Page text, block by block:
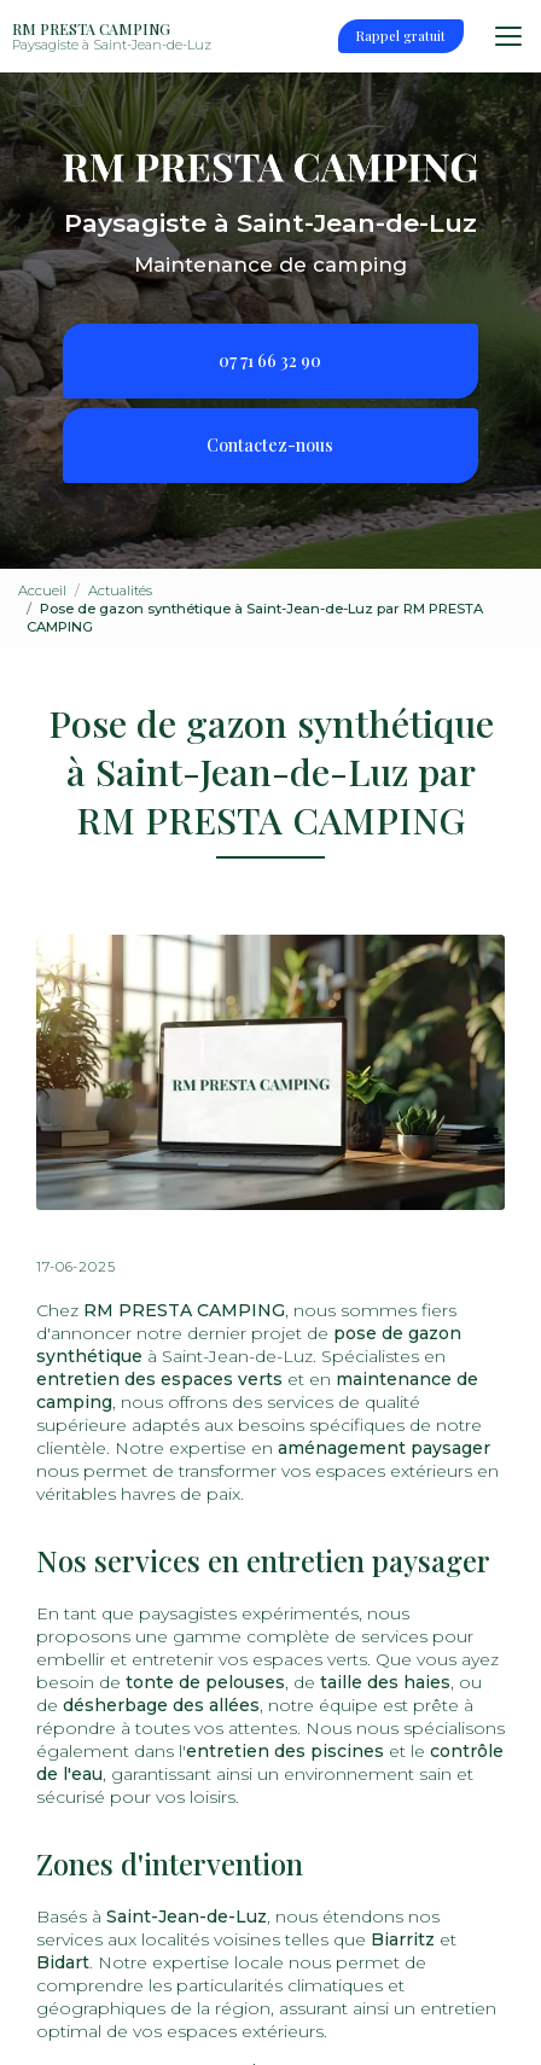
au
contenu
principal
RM PRESTA CAMPING
Paysagiste à Saint-Jean-de-Luz Rappel gratuit
Paysagiste à Saint-Jean-de-Luz
Maintenance de camping
07 71 66 32 90
Contactez-nous
Accueil
Actualités
Pose de gazon synthétique à Saint-Jean-de-Luz par RM PRESTA
CAMPING
Pose de gazon synthétique
à Saint-Jean-de-Luz par
RM PRESTA CAMPING
17-06-2025
Chez RM PRESTA CAMPING, nous sommes fiers
d'annoncer notre dernier projet de pose de gazon
synthétique à Saint-Jean-de-Luz. Spécialistes en
entretien des espaces verts et en maintenance de
camping, nous offrons des services de qualité
supérieure adaptés aux besoins spécifiques de notre
clientèle. Notre expertise en aménagement paysager
nous permet de transformer vos espaces extérieurs en
véritables havres de paix.
Nos services en entretien paysager
En tant que paysagistes expérimentés, nous
proposons une gamme complète de services pour
embellir et entretenir vos espaces verts. Que vous ayez
besoin de tonte de pelouses, de taille des haies, ou
de désherbage des allées, notre équipe est prête à
répondre à toutes vos attentes. Nous nous spécialisons
également dans l'entretien des piscines et le contrôle
de l'eau, garantissant ainsi un environnement sain et
sécurisé pour vos loisirs.
Zones d'intervention
Basés à Saint-Jean-de-Luz, nous étendons nos
services aux localités voisines telles que Biarritz et
Bidart. Notre expertise locale nous permet de
comprendre les particularités climatiques et
géographiques de la région, assurant ainsi un entretien
optimal de vos espaces extérieurs.